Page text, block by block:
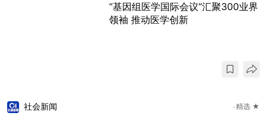
“基因组医学国际会议”汇聚300业界
领袖 推动医学创新
社会新闻 精选 ★